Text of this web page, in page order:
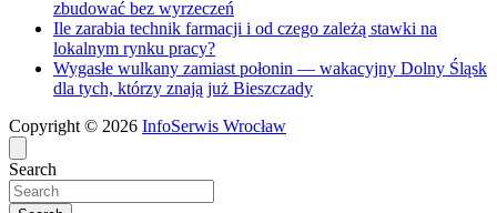
zbudować bez wyrzeczeń
Ile zarabia technik farmacji i od czego zależą stawki na
lokalnym rynku pracy?
Wygasłe wulkany zamiast połonin — wakacyjny Dolny Śląsk
dla tych, którzy znają już Bieszczady
Copyright © 2026 InfoSerwis Wrocław
Search